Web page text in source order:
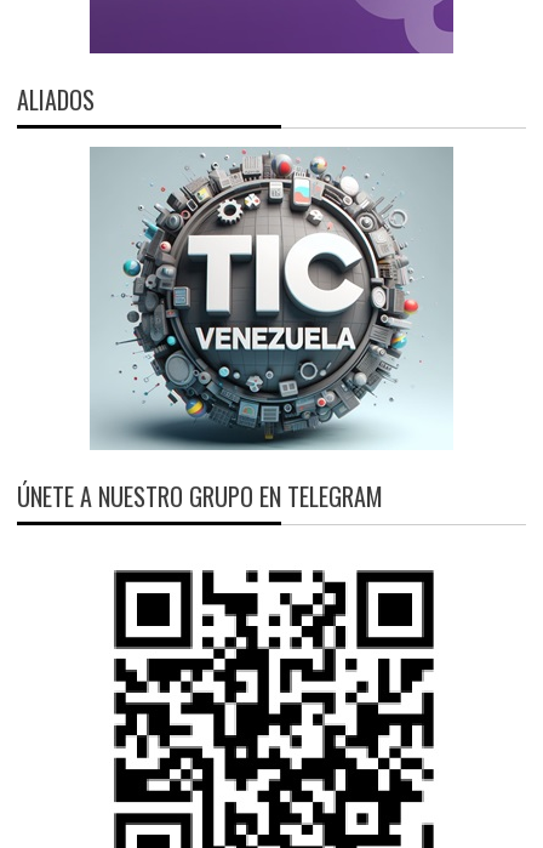
ALIADOS
ÚNETE A NUESTRO GRUPO EN TELEGRAM